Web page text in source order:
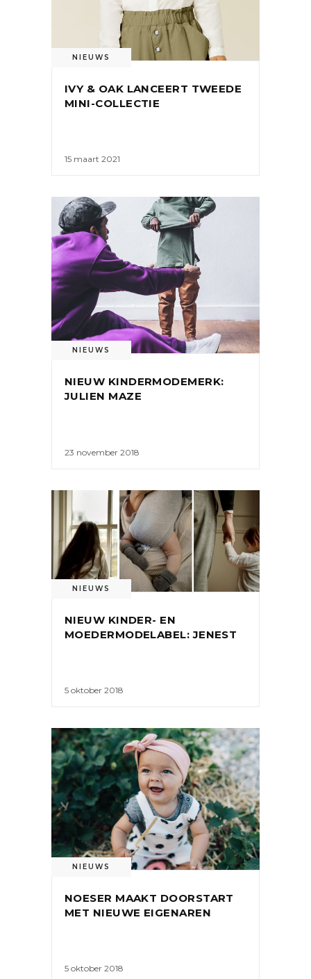
NIEUWS
IVY & OAK LANCEERT TWEEDE
MINI-COLLECTIE
15 maart 2021
NIEUWS
NIEUW KINDERMODEMERK:
JULIEN MAZE
23 november 2018
NIEUWS
NIEUW KINDER- EN
MOEDERMODELABEL: JENEST
5 oktober 2018
NIEUWS
NOESER MAAKT DOORSTART
MET NIEUWE EIGENAREN
5 oktober 2018